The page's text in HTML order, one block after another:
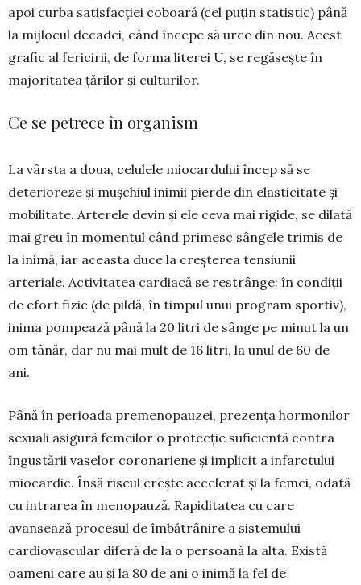
apoi curba satisfacției coboară (cel puțin statistic) până
la mijlocul decadei, când începe să urce din nou. Acest
grafic al fericirii, de forma literei U, se regăsește în
majoritatea țărilor și culturilor.
Ce se petrece în organism
La vârsta a doua, celulele miocardului încep să se
deterioreze și mușchiul inimii pierde din elasticitate și
mobilitate. Arterele devin și ele ceva mai rigide, se dilată
mai greu în momentul când pri­mesc sângele trimis de
la inimă, iar aceasta duce la creșterea tensiunii
arteriale. Activitatea cardiacă se restrânge: în condiții
de efort fizic (de pildă, în timpul unui program sportiv),
inima pompează până la 20 litri de sânge pe minut la un
om tânăr, dar nu mai mult de 16 litri, la unul de 60 de
ani.
Până în perioada premenopauzei, prezența hormonilor
sexuali asigură femeilor o protecție suficientă contra
îngustării vaselor coronariene și implicit a infarctului
miocardic. Însă riscul crește accelerat și la femei, odată
cu intrarea în meno­pauză. Rapiditatea cu care
avansează procesul de îmbătrânire a sistemului
cardiovascular diferă de la o persoană la alta. Există
oameni care au și la 80 de ani o inimă la fel de